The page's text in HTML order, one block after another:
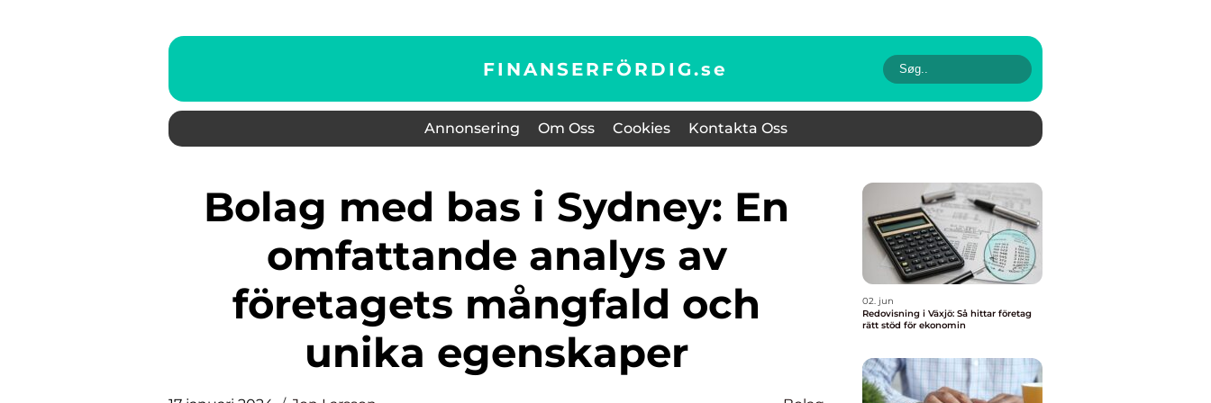
FINANSERFÖRDIG.se
Annonsering Om Oss Cookies Kontakta Oss
Bolag med bas i Sydney: En
omfattande analys av
företagets mångfald och
unika egenskaper
02. jun
Redovisning i Växjö: Så hittar företag
rätt stöd för ekonomin